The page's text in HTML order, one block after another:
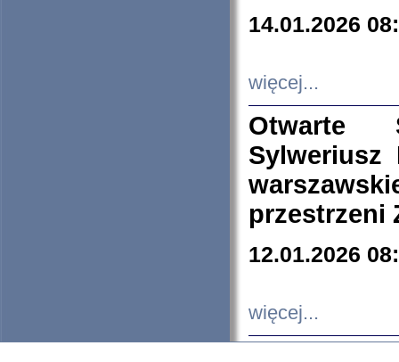
14.01.2026
więcej...
Otwarte
Sylweriusz
przestrzeni
12.01.2026
więcej...